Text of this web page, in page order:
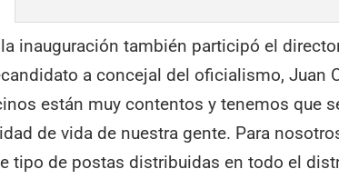
la inauguración también participó el
a concejal del oficialismo, Juan
están muy contentos y tenemos que
de vida de nuestra gente. Para
tipo de postas distribuidas en todo el